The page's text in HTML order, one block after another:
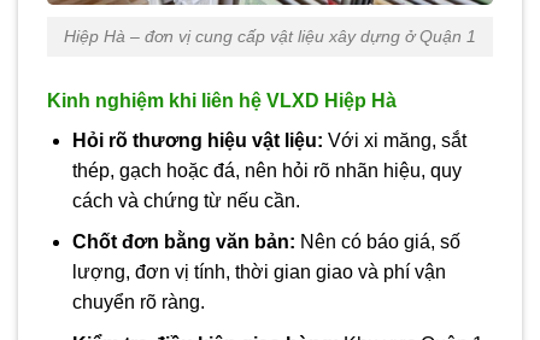
Hiệp Hà – đơn vị cung cấp vật liệu xây dựng ở Quận 1
Kinh nghiệm khi liên hệ VLXD Hiệp Hà
Hỏi rõ thương hiệu vật liệu: Với xi măng, sắt
thép, gạch hoặc đá, nên hỏi rõ nhãn hiệu, quy
cách và chứng từ nếu cần.
Chốt đơn bằng văn bản: Nên có báo giá, số
lượng, đơn vị tính, thời gian giao và phí vận
chuyển rõ ràng.